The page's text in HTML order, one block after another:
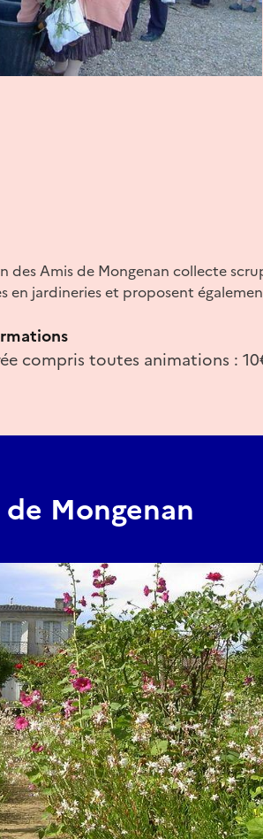
des Amis de Mongenan collecte
en jardineries et proposent
compris toutes animations :
Mongenan